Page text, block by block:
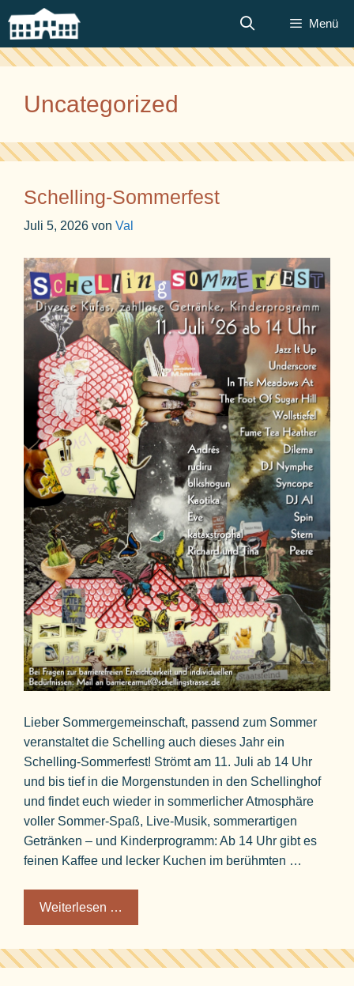
Inhalt
springen
Menü
Uncategorized
Schelling-Sommerfest
Juli 5, 2026 von Val
Lieber Sommergemeinschaft, passend zum Sommer
veranstaltet die Schelling auch dieses Jahr ein
Schelling-Sommerfest! Strömt am 11. Juli ab 14 Uhr
und bis tief in die Morgenstunden in den Schellinghof
und findet euch wieder in sommerlicher Atmosphäre
voller Sommer-Spaß, Live-Musik, sommerartigen
Getränken – und Kinderprogramm: Ab 14 Uhr gibt es
feinen Kaffee und lecker Kuchen im berühmten …
Weiterlesen …